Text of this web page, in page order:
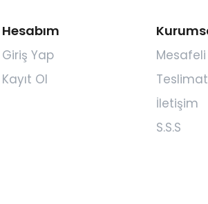
Hesabım
Giriş Yap
Kayıt Ol
Mesafeli
İletişim
S.S.S